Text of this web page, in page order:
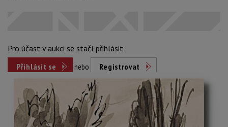
Pro účast v aukci se stačí přihlásit
Přihlásit se
nebo Registrovat